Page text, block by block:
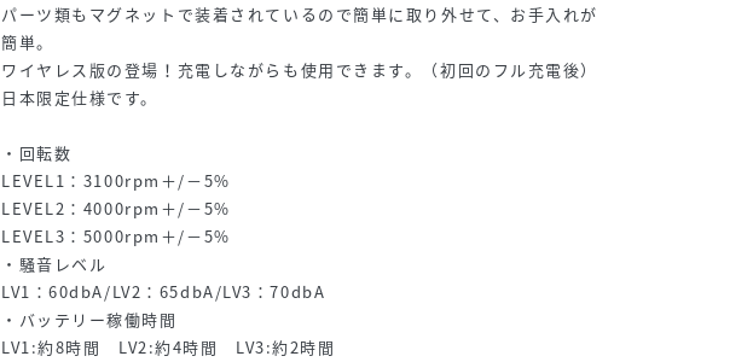
パーツ類もマグネットで装着されているので簡単に取り外せて、お手入れが
簡単。
ワイヤレス版の登場！充電しながらも使用できます。（初回のフル充電後）
日本限定仕様です。
・回転数
LEVEL1：3100rpm＋/－5%
LEVEL2：4000rpm＋/－5%
LEVEL3：5000rpm＋/－5%
・騒音レベル
LV1：60dbA/LV2：65dbA/LV3：70dbA
・バッテリー稼働時間
LV1:約8時間 LV2:約4時間 LV3:約2時間